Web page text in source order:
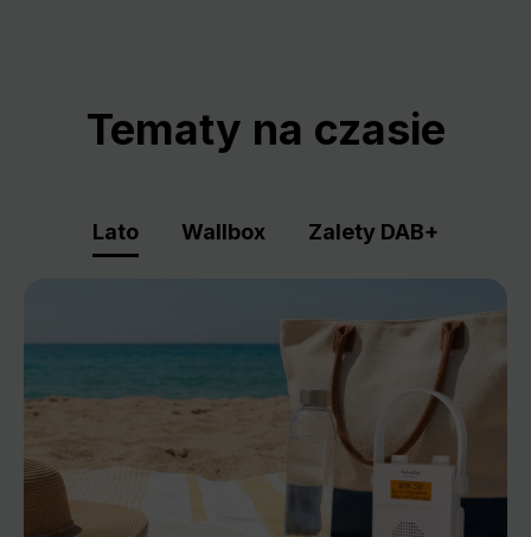
Tematy na czasie
Lato Wallbox Zalety DAB+